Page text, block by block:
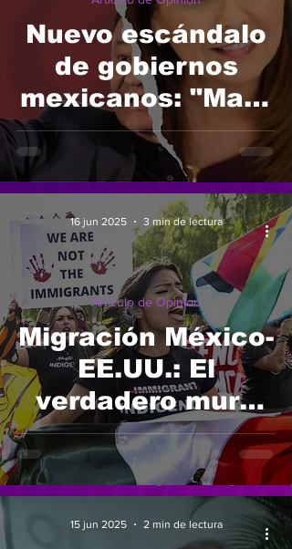
Nuevo escándalo
de gobiernos
mexicanos: "Mara
Lezama, Quintana
Roo. En la mira".
Migración México-
EE.UU.: El
verdadero muro
está en casa, no
en la frontera
Articulo de Opinion
16 jun 2025 3 min de lectura
15 jun 2025 2 min de lectura